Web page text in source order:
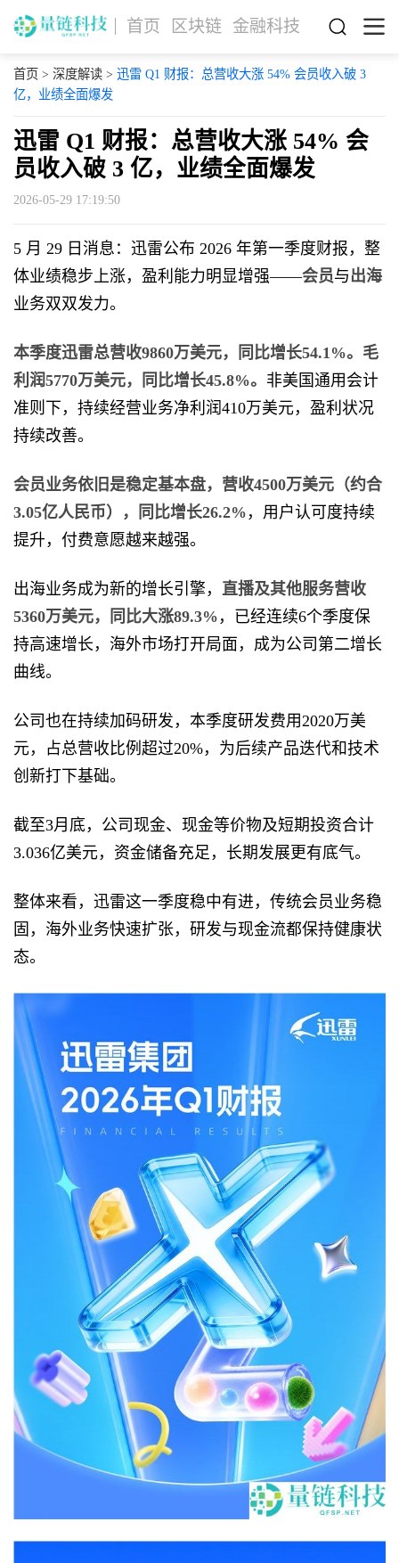
首页 区块链 金融科技
首页 > 深度解读> 迅雷 Q1 财报：总营收大涨 54% 会员收入破 3
亿，业绩全面爆发
迅雷 Q1 财报：总营收大涨 54% 会
员收入破 3 亿，业绩全面爆发
2026-05-29 17:19:50
5 月 29 日消息：迅雷公布 2026 年第一季度财报，整
体业绩稳步上涨，盈利能力明显增强——会员与出海
业务双双发力。
本季度迅雷总营收9860万美元，同比增长54.1%。毛
利润5770万美元，同比增长45.8%。 非美国通用会计
准则下，持续经营业务净利润410万美元，盈利状况
持续改善。
会员业务依旧是稳定基本盘，营收4500万美元（约合
3.05亿人民币），同比增长26.2% ，用户认可度持续
提升，付费意愿越来越强。
出海业务成为新的增长引擎， 直播及其他服务营收
5360万美元，同比大涨89.3% ，已经连续6个季度保
持高速增长，海外市场打开局面，成为公司第二增长
曲线。
公司也在持续加码研发，本季度研发费用2020万美
元，占总营收比例超过20%，为后续产品迭代和技术
创新打下基础。
截至3月底，公司现金、现金等价物及短期投资合计
3.036亿美元，资金储备充足，长期发展更有底气。
整体来看，迅雷这一季度稳中有进，传统会员业务稳
固，海外业务快速扩张，研发与现金流都保持健康状
态。